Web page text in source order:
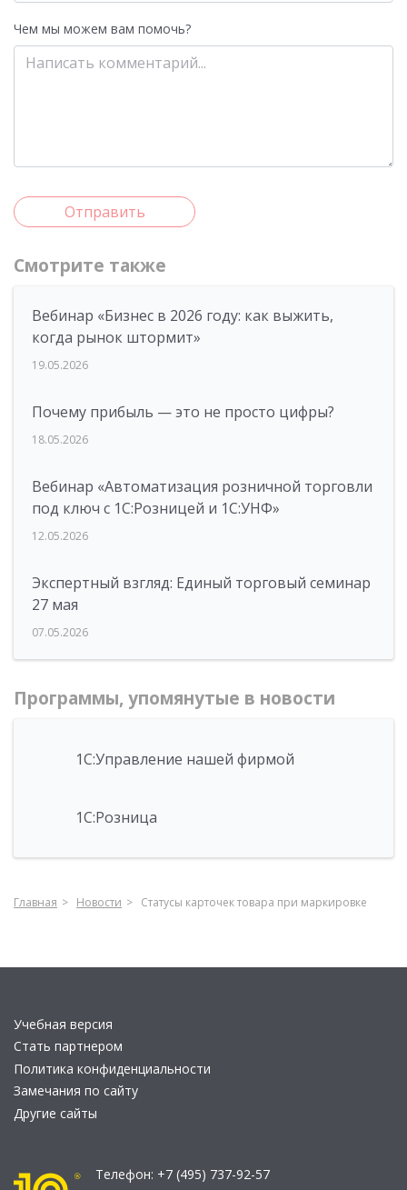
Чем мы можем вам помочь?
Отправить
Смотрите также
Вебинар «Бизнес в 2026 году: как выжить,
когда рынок штормит»
19.05.2026
Почему прибыль — это не просто цифры?
18.05.2026
Вебинар «Автоматизация розничной торговли
под ключ с 1С:Розницей и 1С:УНФ»
12.05.2026
Экспертный взгляд: Единый торговый семинар
27 мая
07.05.2026
Программы, упомянутые в новости
1С:Управление нашей фирмой
1С:Розница
Главная Новости Статусы карточек товара при маркировке
Учебная версия
Стать партнером
Политика конфиденциальности
Замечания по сайту
Другие сайты
Телефон: +7 (495) 737-92-57